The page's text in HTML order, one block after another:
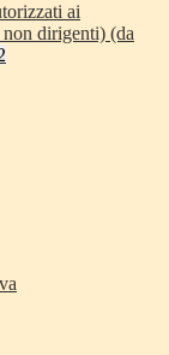
ai
dirigenti) (da